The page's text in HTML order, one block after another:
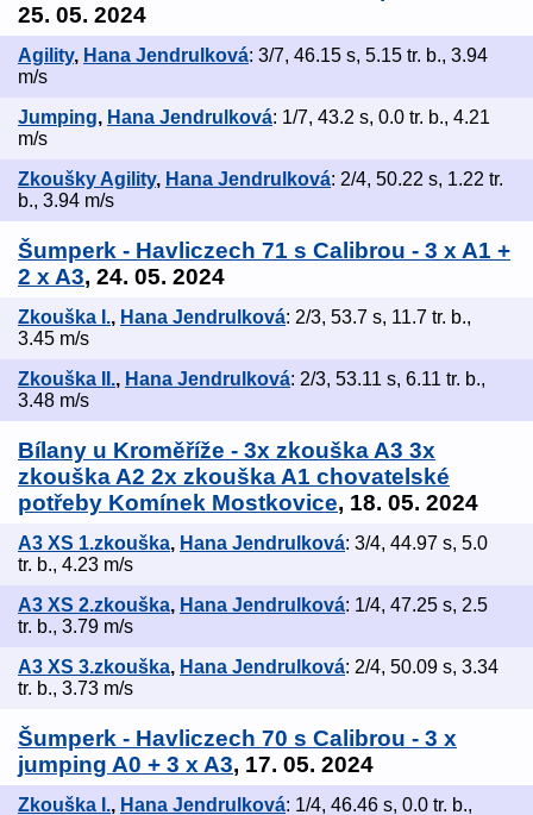
25. 05. 2024
Agility, Hana Jendrulková: 3/7, 46.15 s, 5.15 tr. b., 3.94
m/s
Jumping, Hana Jendrulková: 1/7, 43.2 s, 0.0 tr. b., 4.21
m/s
Zkoušky Agility, Hana Jendrulková: 2/4, 50.22 s, 1.22 tr.
b., 3.94 m/s
Šumperk - Havliczech 71 s Calibrou - 3 x A1 +
2 x A3, 24. 05. 2024
Zkouška I., Hana Jendrulková: 2/3, 53.7 s, 11.7 tr. b.,
3.45 m/s
Zkouška II., Hana Jendrulková: 2/3, 53.11 s, 6.11 tr. b.,
3.48 m/s
Bílany u Kroměříže - 3x zkouška A3 3x
zkouška A2 2x zkouška A1 chovatelské
potřeby Komínek Mostkovice, 18. 05. 2024
A3 XS 1.zkouška, Hana Jendrulková: 3/4, 44.97 s, 5.0
tr. b., 4.23 m/s
A3 XS 2.zkouška, Hana Jendrulková: 1/4, 47.25 s, 2.5
tr. b., 3.79 m/s
A3 XS 3.zkouška, Hana Jendrulková: 2/4, 50.09 s, 3.34
tr. b., 3.73 m/s
Šumperk - Havliczech 70 s Calibrou - 3 x
jumping A0 + 3 x A3, 17. 05. 2024
Zkouška I., Hana Jendrulková: 1/4, 46.46 s, 0.0 tr. b.,